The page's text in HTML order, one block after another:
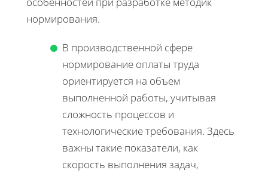
нормирования.
В производственной сфере
нормирование оплаты труда
ориентируется на объем
выполненной работы, учитывая
сложность процессов и
технологические требования. Здесь
важны такие показатели, как
скорость выполнения задач,